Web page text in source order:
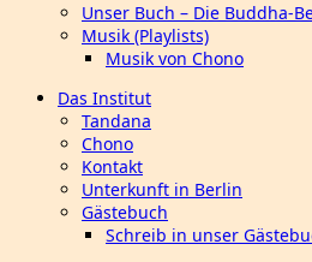
Unser Buch – Die Buddha-
Musik (Playlists)
Musik von Chono
Das Institut
Tandana
Chono
Kontakt
Unterkunft in Berlin
Gästebuch
Schreib in unser